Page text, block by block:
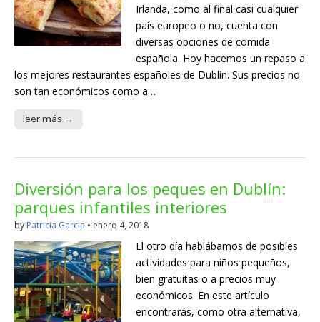
Irlanda, como al final casi cualquier
país europeo o no, cuenta con
diversas opciones de comida
española. Hoy hacemos un repaso a
los mejores restaurantes españoles de Dublín. Sus precios no
son tan económicos como a…
leer más →
Diversión para los peques en Dublín:
parques infantiles interiores
by Patricia Garcia • enero 4, 2018
El otro día hablábamos de posibles
actividades para niños pequeños,
bien gratuitas o a precios muy
económicos. En este artículo
encontrarás, como otra alternativa,